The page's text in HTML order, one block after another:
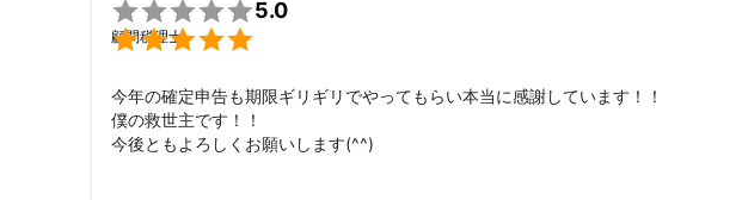


5.0
顧問税理士
今年の確定申告も期限ギリギリでやってもらい本当に感謝しています！！
僕の救世主です！！
今後ともよろしくお願いします(^^)